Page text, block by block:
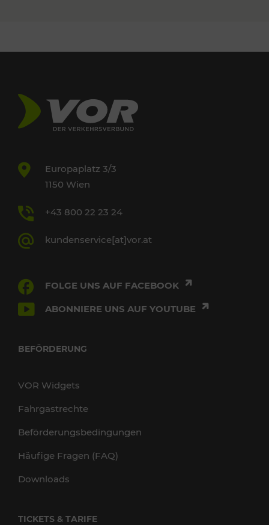
Europaplatz 3/3
1150 Wien
+43 800 22 23 24
kundenservice[at]vor.at
FOLGE UNS AUF FACEBOOK
ABONNIERE UNS AUF YOUTUBE
BEFÖRDERUNG
VOR Widgets
Fahrgastrechte
Beförderungsbedingungen
Häufige Fragen (FAQ)
Downloads
TICKETS & TARIFE